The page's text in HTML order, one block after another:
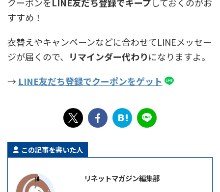
すすめ！
衣替えやキャンペーンなどに合わせてLINEメッセー
ジが届くので、
リマインダー代わりになりますよ。
→ LINE友だち登録でクーポンをゲット
この記事を書いた人
リネットマガジン編集部